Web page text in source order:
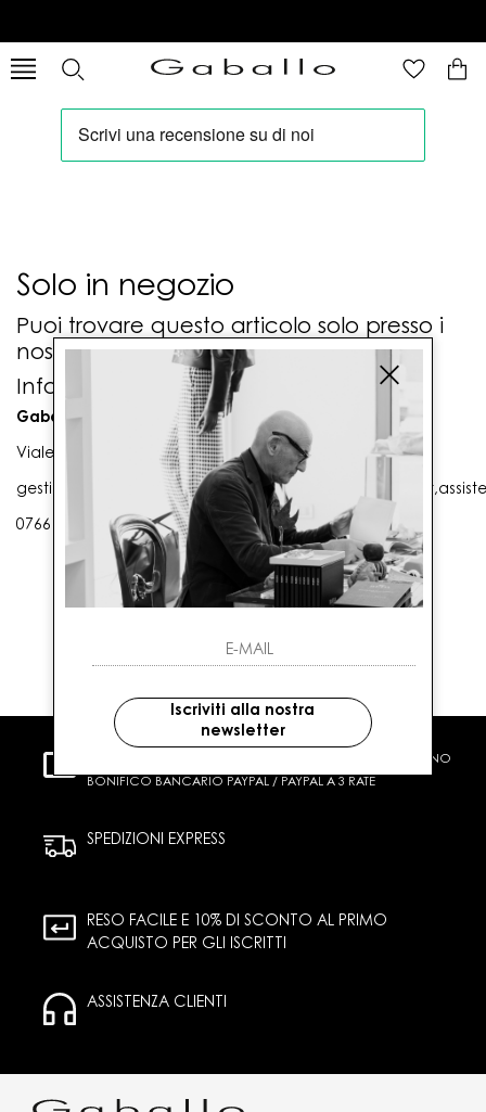
Solo in negozio
Puoi trovare questo articolo solo presso i
nostri punti vendita:
Info contatti
Gaballo Mario srl
Viale G. Matteotti n. 23 00053 Civitavecchia (RM)
0766 25656
CARTA DI CREDITO CONTRASSEGNO
BONIFICO BANCARIO PAYPAL / PAYPAL A 3 RATE
SPEDIZIONI EXPRESS
RESO FACILE E 10% DI SCONTO AL PRIMO
ACQUISTO PER GLI ISCRITTI
ASSISTENZA CLIENTI
Iscriviti alla nostra
newsletter